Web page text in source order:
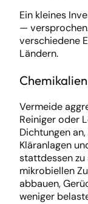
Ein kleines
—
verschiedene
Ländern.
Vermeide
Reiniger oder
Dichtungen
Kläranlagen
stattdessen
mikrobiellen
abbauen,
weniger